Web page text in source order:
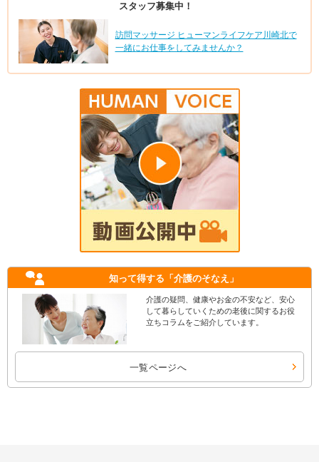
スタッフ募集中！
訪問マッサージ ヒューマンライフケア川崎北で
一緒にお仕事をしてみませんか？
知って得する 「介護のそなえ」
介護の疑問、健康やお金の不安など、安心
して暮らしていくための老後に関するお役
立ちコラムをご紹介しています。
一覧ページへ